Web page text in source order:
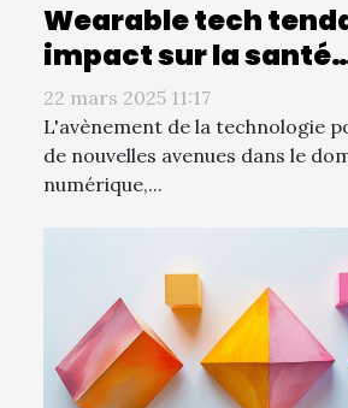
Wearable tech
impact sur la santé
numérique
22 mars 2025 11:17
L'avènement de la technologie
de nouvelles avenues dans le
numérique,...